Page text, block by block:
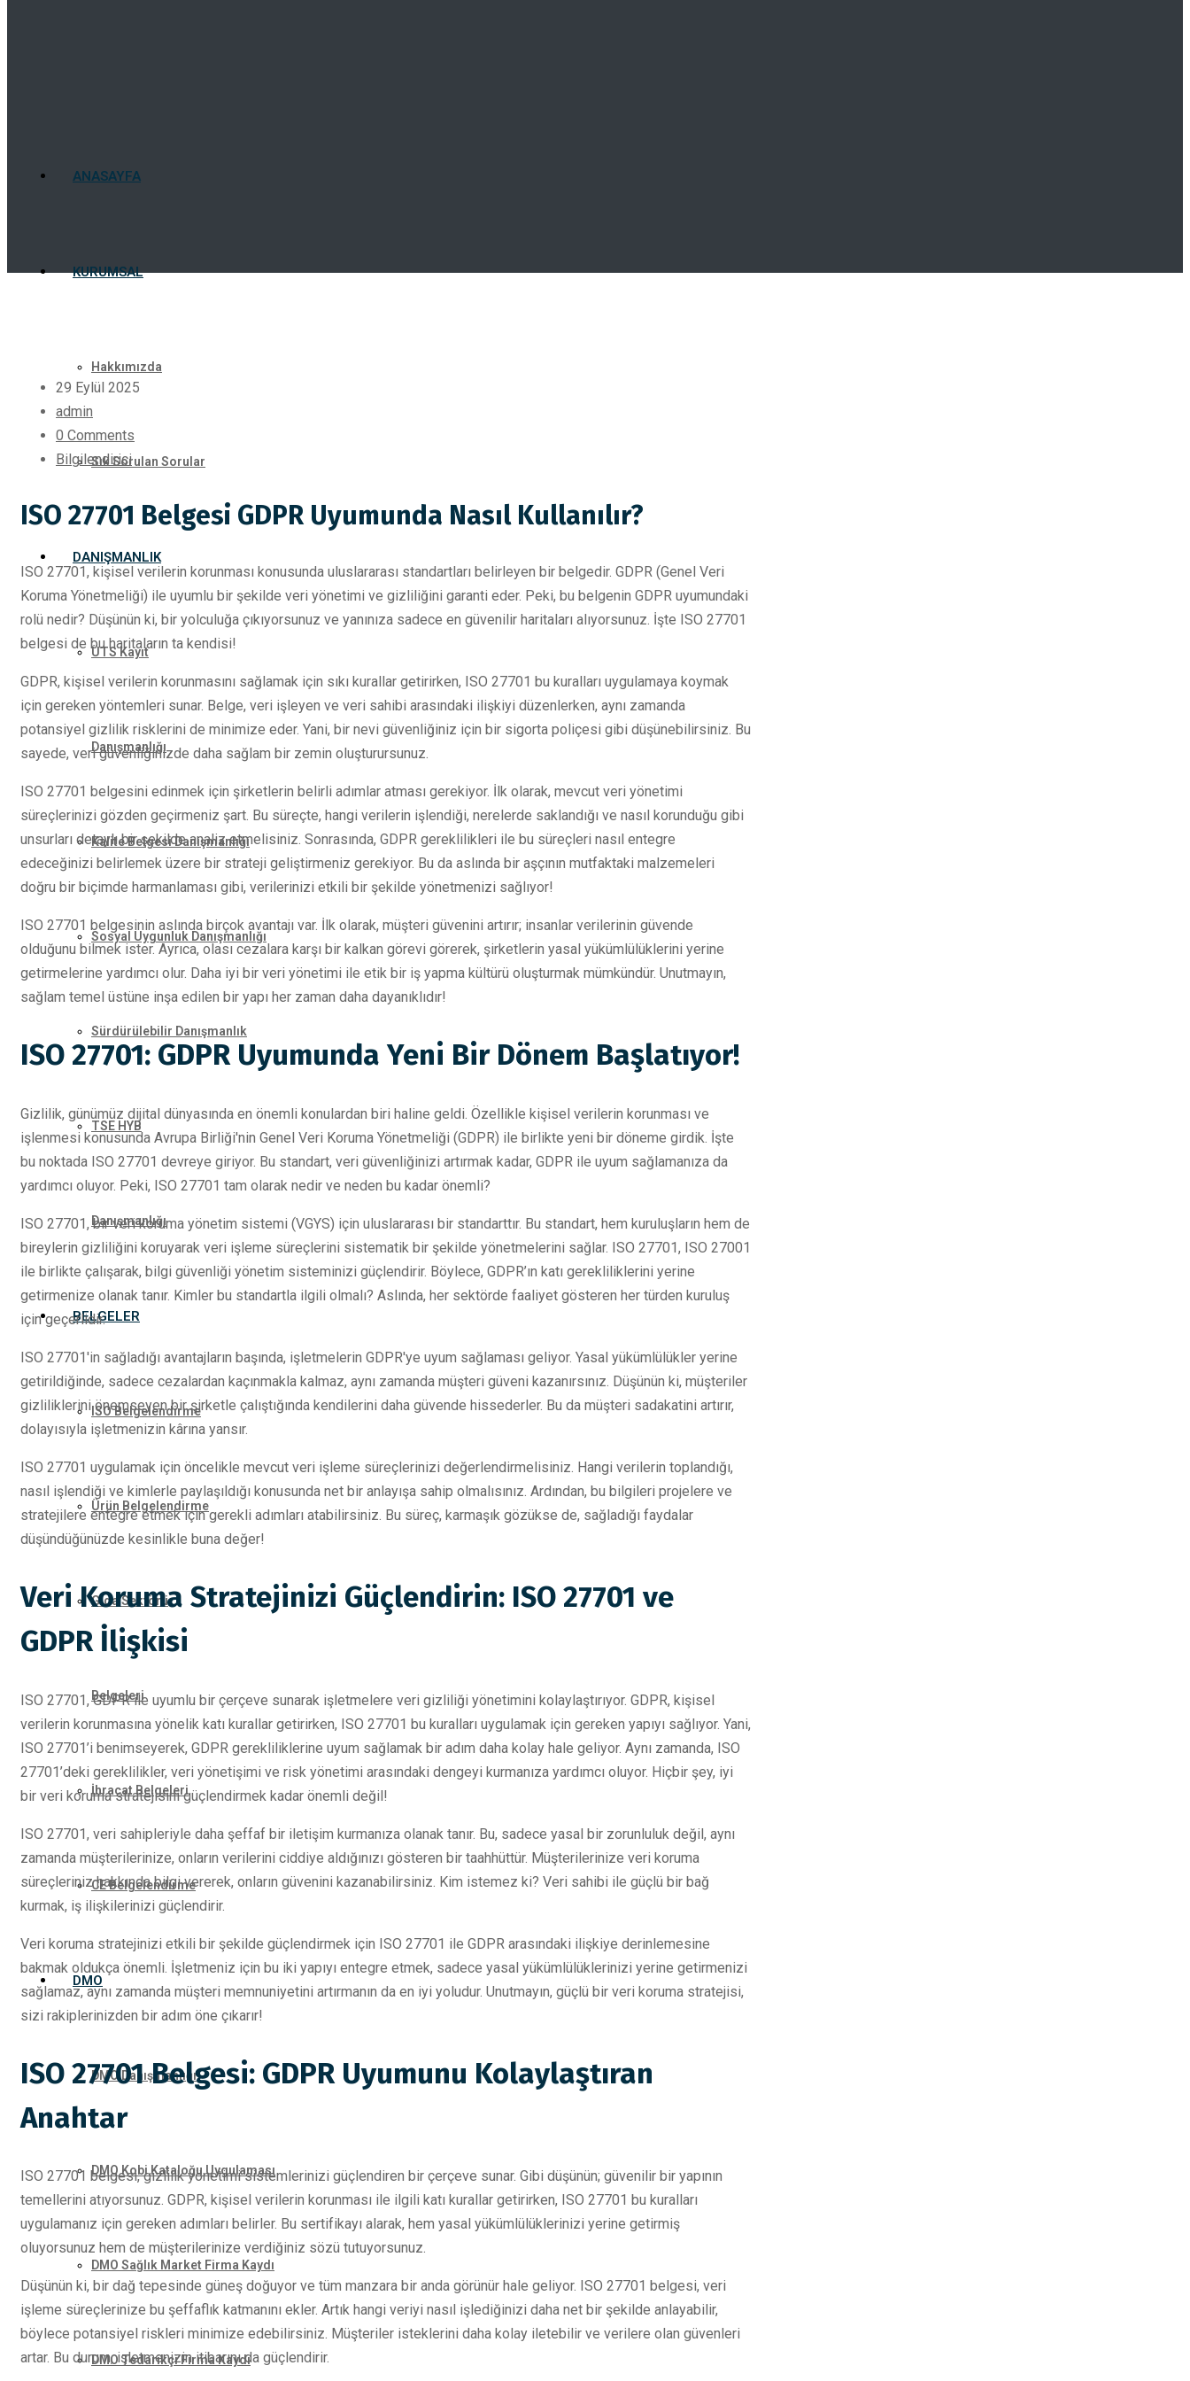
ANASAYFA
KURUMSAL
Hakkımızda
Sık Sorulan Sorular
DANIŞMANLIK
ÜTS Kayıt
Danışmanlığı
Kalite Belgesi Danışmanlığı
Sosyal Uygunluk Danışmanlığı
Sürdürülebilir Danışmanlık
TSE HYB
Danışmanlığı
BELGELER
ISO Belgelendirme
Ürün Belgelendirme
Gıda Sektörü
Belgeleri
İhracat Belgeleri
CE Belgelendirme
DMO
DMO Danışmanlığı
DMO Kobi Kataloğu Uygulaması
DMO Sağlık Market Firma Kaydı
DMO Tedarikçi Firma Kaydı
29 Eylül 2025
admin
0 Comments
Bilgilendirici
ISO 27701 Belgesi GDPR Uyumunda Nasıl Kullanılır?
ISO 27701, kişisel verilerin korunması konusunda uluslararası standartları belirleyen bir belgedir. GDPR (Genel Veri
Koruma Yönetmeliği) ile uyumlu bir şekilde veri yönetimi ve gizliliğini garanti eder. Peki, bu belgenin GDPR uyumundaki
rolü nedir? Düşünün ki, bir yolculuğa çıkıyorsunuz ve yanınıza sadece en güvenilir haritaları alıyorsunuz. İşte ISO 27701
belgesi de bu haritaların ta kendisi!
GDPR, kişisel verilerin korunmasını sağlamak için sıkı kurallar getirirken, ISO 27701 bu kuralları uygulamaya koymak
için gereken yöntemleri sunar. Belge, veri işleyen ve veri sahibi arasındaki ilişkiyi düzenlerken, aynı zamanda
potansiyel gizlilik risklerini de minimize eder. Yani, bir nevi güvenliğiniz için bir sigorta poliçesi gibi düşünebilirsiniz. Bu
sayede, veri güvenliğinizde daha sağlam bir zemin oluşturursunuz.
ISO 27701 belgesini edinmek için şirketlerin belirli adımlar atması gerekiyor. İlk olarak, mevcut veri yönetimi
süreçlerinizi gözden geçirmeniz şart. Bu süreçte, hangi verilerin işlendiği, nerelerde saklandığı ve nasıl korunduğu gibi
unsurları detaylı bir şekilde analiz etmelisiniz. Sonrasında, GDPR gereklilikleri ile bu süreçleri nasıl entegre
edeceğinizi belirlemek üzere bir strateji geliştirmeniz gerekiyor. Bu da aslında bir aşçının mutfaktaki malzemeleri
doğru bir biçimde harmanlaması gibi, verilerinizi etkili bir şekilde yönetmenizi sağlıyor!
ISO 27701 belgesinin aslında birçok avantajı var. İlk olarak, müşteri güvenini artırır; insanlar verilerinin güvende
olduğunu bilmek ister. Ayrıca, olası cezalara karşı bir kalkan görevi görerek, şirketlerin yasal yükümlülüklerini yerine
getirmelerine yardımcı olur. Daha iyi bir veri yönetimi ile etik bir iş yapma kültürü oluşturmak mümkündür. Unutmayın,
sağlam temel üstüne inşa edilen bir yapı her zaman daha dayanıklıdır!
ISO 27701: GDPR Uyumunda Yeni Bir Dönem Başlatıyor!
Gizlilik, günümüz dijital dünyasında en önemli konulardan biri haline geldi. Özellikle kişisel verilerin korunması ve
işlenmesi konusunda Avrupa Birliği'nin Genel Veri Koruma Yönetmeliği (GDPR) ile birlikte yeni bir döneme girdik. İşte
bu noktada ISO 27701 devreye giriyor. Bu standart, veri güvenliğinizi artırmak kadar, GDPR ile uyum sağlamanıza da
yardımcı oluyor. Peki, ISO 27701 tam olarak nedir ve neden bu kadar önemli?
ISO 27701, bir veri koruma yönetim sistemi (VGYS) için uluslararası bir standarttır. Bu standart, hem kuruluşların hem de
bireylerin gizliliğini koruyarak veri işleme süreçlerini sistematik bir şekilde yönetmelerini sağlar. ISO 27701, ISO 27001
ile birlikte çalışarak, bilgi güvenliği yönetim sisteminizi güçlendirir. Böylece, GDPR’ın katı gerekliliklerini yerine
getirmenize olanak tanır. Kimler bu standartla ilgili olmalı? Aslında, her sektörde faaliyet gösteren her türden kuruluş
için geçerlidir.
ISO 27701'in sağladığı avantajların başında, işletmelerin GDPR'ye uyum sağlaması geliyor. Yasal yükümlülükler yerine
getirildiğinde, sadece cezalardan kaçınmakla kalmaz, aynı zamanda müşteri güveni kazanırsınız. Düşünün ki, müşteriler
gizliliklerini önemseyen bir şirketle çalıştığında kendilerini daha güvende hissederler. Bu da müşteri sadakatini artırır,
dolayısıyla işletmenizin kârına yansır.
ISO 27701 uygulamak için öncelikle mevcut veri işleme süreçlerinizi değerlendirmelisiniz. Hangi verilerin toplandığı,
nasıl işlendiği ve kimlerle paylaşıldığı konusunda net bir anlayışa sahip olmalısınız. Ardından, bu bilgileri projelere ve
stratejilere entegre etmek için gerekli adımları atabilirsiniz. Bu süreç, karmaşık gözükse de, sağladığı faydalar
düşündüğünüzde kesinlikle buna değer!
Veri Koruma Stratejinizi Güçlendirin: ISO 27701 ve
GDPR İlişkisi
ISO 27701, GDPR ile uyumlu bir çerçeve sunarak işletmelere veri gizliliği yönetimini kolaylaştırıyor. GDPR, kişisel
verilerin korunmasına yönelik katı kurallar getirirken, ISO 27701 bu kuralları uygulamak için gereken yapıyı sağlıyor. Yani,
ISO 27701’i benimseyerek, GDPR gerekliliklerine uyum sağlamak bir adım daha kolay hale geliyor. Aynı zamanda, ISO
27701’deki gereklilikler, veri yönetişimi ve risk yönetimi arasındaki dengeyi kurmanıza yardımcı oluyor. Hiçbir şey, iyi
bir veri koruma stratejisini güçlendirmek kadar önemli değil!
ISO 27701, veri sahipleriyle daha şeffaf bir iletişim kurmanıza olanak tanır. Bu, sadece yasal bir zorunluluk değil, aynı
zamanda müşterilerinize, onların verilerini ciddiye aldığınızı gösteren bir taahhüttür. Müşterilerinize veri koruma
süreçleriniz hakkında bilgi vererek, onların güvenini kazanabilirsiniz. Kim istemez ki? Veri sahibi ile güçlü bir bağ
kurmak, iş ilişkilerinizi güçlendirir.
Veri koruma stratejinizi etkili bir şekilde güçlendirmek için ISO 27701 ile GDPR arasındaki ilişkiye derinlemesine
bakmak oldukça önemli. İşletmeniz için bu iki yapıyı entegre etmek, sadece yasal yükümlülüklerinizi yerine getirmenizi
sağlamaz, aynı zamanda müşteri memnuniyetini artırmanın da en iyi yoludur. Unutmayın, güçlü bir veri koruma stratejisi,
sizi rakiplerinizden bir adım öne çıkarır!
ISO 27701 Belgesi: GDPR Uyumunu Kolaylaştıran
Anahtar
ISO 27701 belgesi, gizlilik yönetimi sistemlerinizi güçlendiren bir çerçeve sunar. Gibi düşünün; güvenilir bir yapının
temellerini atıyorsunuz. GDPR, kişisel verilerin korunması ile ilgili katı kurallar getirirken, ISO 27701 bu kuralları
uygulamanız için gereken adımları belirler. Bu sertifikayı alarak, hem yasal yükümlülüklerinizi yerine getirmiş
oluyorsunuz hem de müşterilerinize verdiğiniz sözü tutuyorsunuz.
Düşünün ki, bir dağ tepesinde güneş doğuyor ve tüm manzara bir anda görünür hale geliyor. ISO 27701 belgesi, veri
işleme süreçlerinize bu şeffaflık katmanını ekler. Artık hangi veriyi nasıl işlediğinizi daha net bir şekilde anlayabilir,
böylece potansiyel riskleri minimize edebilirsiniz. Müşteriler isteklerini daha kolay iletebilir ve verilere olan güvenleri
artar. Bu durum, işletmenizin itibarını da güçlendirir.